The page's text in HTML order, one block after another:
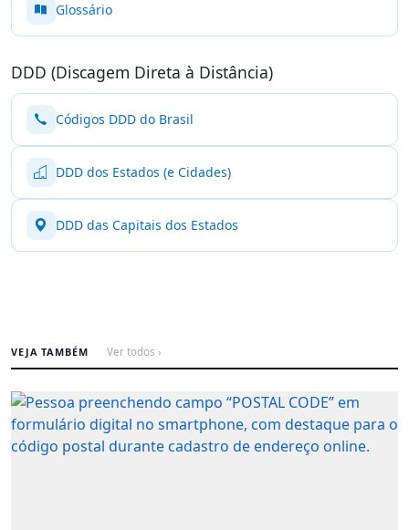
Glossário
DDD (Discagem Direta à Distância)
Códigos DDD do Brasil
DDD dos Estados (e Cidades)
DDD das Capitais dos Estados
VEJA TAMBÉM Ver todos ›